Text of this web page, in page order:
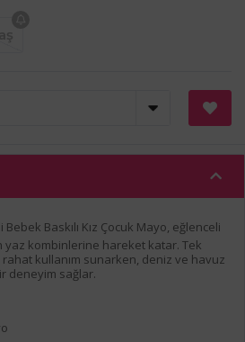
Bebek Baskılı Kız Çocuk Mayo, eğlenceli
yaz kombinlerine hareket katar. Tek
rahat kullanım sunarken, deniz ve havuz
deneyim sağlar.